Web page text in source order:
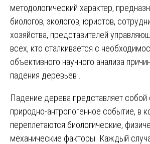
методологический характер,
биологов, экологов, юристов,
хозяйства, представителей
всех, кто сталкивается с
объективного научного анализа
падения деревьев .
Падение дерева представляет
природно-антропогенное событие, в
переплетаются биологические,
механические факторы. Каждый